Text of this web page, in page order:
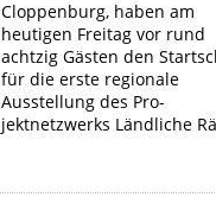
Cloppenburg, haben am
heutigen Freitag vor rund
achtzig Gästen den
für die erste regionale
Ausstellung des Pro-
jektnetzwerks Ländliche